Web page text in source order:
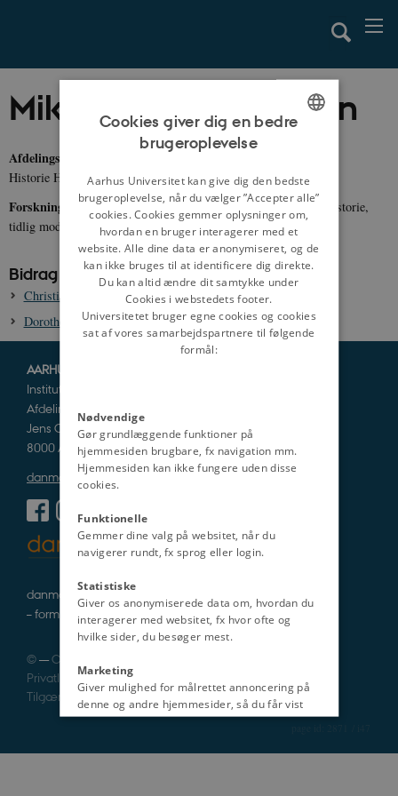
Mikkel Leth Jespersen
Afdelingsleder, ph.d.
Historie Haderslev
Forskningsområder:Sønderjyllands historie, fyrste- og adelshistorie,
tidlig moderne historie, søfartshistorie, byhistorie
Bidrag til danmarkshistorien
Christine af Sachsen, 1461-1521
Dorothea af Brandenburg, ca. 1430-1495
AARHUS UNIVERSITET
Institut for Kultur og Samfund
Afdeling for Historie og Klassiske Studier
Jens Chr. Skous Vej 5
8000 Aarhus C
danmarkshistorien@cas.au.dk
danmarkshistorie i tekst, lyd og billede
– formidlet af fagfolk
©—Cookies
Privatlivspolitik
Tilgængelighedserklæring
DANISH
Cookies giver dig en bedre
brugeroplevelse
Aarhus Universitet kan give dig den bedste
brugeroplevelse, når du vælger ”Accepter alle”
cookies. Cookies gemmer oplysninger om,
hvordan en bruger interagerer med et
website. Alle dine data er anonymiseret, og de
kan ikke bruges til at identificere dig direkte.
Du kan altid ændre dit samtykke under
Cookies i webstedets footer.
Universitetet bruger egne cookies og cookies
sat af vores samarbejdspartnere til følgende
formål:
Nødvendige
Gør grundlæggende funktioner på
hjemmesiden brugbare, fx navigation mm.
Hjemmesiden kan ikke fungere uden disse
cookies.
Funktionelle
Gemmer dine valg på websitet, når du
navigerer rundt, fx sprog eller login.
Statistiske
Giver os anonymiserede data om, hvordan du
interagerer med websitet, fx hvor ofte og
hvilke sider, du besøger mest.
Marketing
Giver mulighed for målrettet annoncering på
denne og andre hjemmesider, så du får vist
det indhold, der er mest relevant for dig.